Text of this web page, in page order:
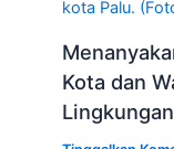
Kota dan